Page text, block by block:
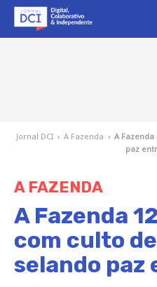
Jornal DCI › A Fazenda › A
paz
A FAZENDA
A Fazenda
com culto
selando paz